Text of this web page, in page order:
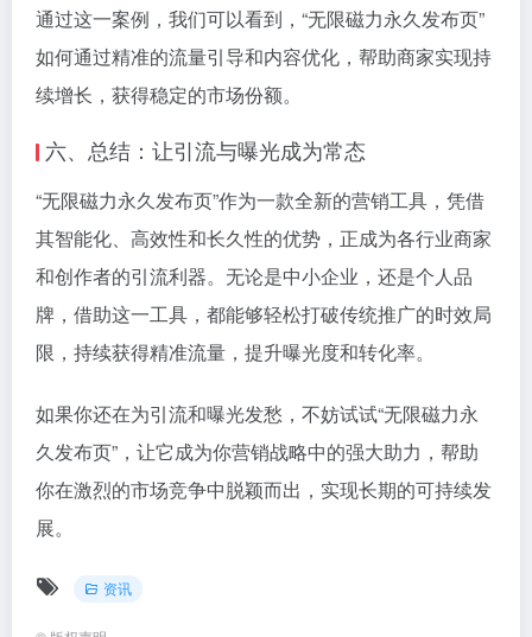
通过这一案例，我们可以看到，“无限磁力永久发布页”
如何通过精准的流量引导和内容优化，帮助商家实现持
续增长，获得稳定的市场份额。
六、总结：让引流与曝光成为常态
“无限磁力永久发布页”作为一款全新的营销工具，凭借
其智能化、高效性和长久性的优势，正成为各行业商家
和创作者的引流利器。无论是中小企业，还是个人品
牌，借助这一工具，都能够轻松打破传统推广的时效局
限，持续获得精准流量，提升曝光度和转化率。
如果你还在为引流和曝光发愁，不妨试试“无限磁力永
久发布页”，让它成为你营销战略中的强大助力，帮助
你在激烈的市场竞争中脱颖而出，实现长期的可持续发
展。
资讯